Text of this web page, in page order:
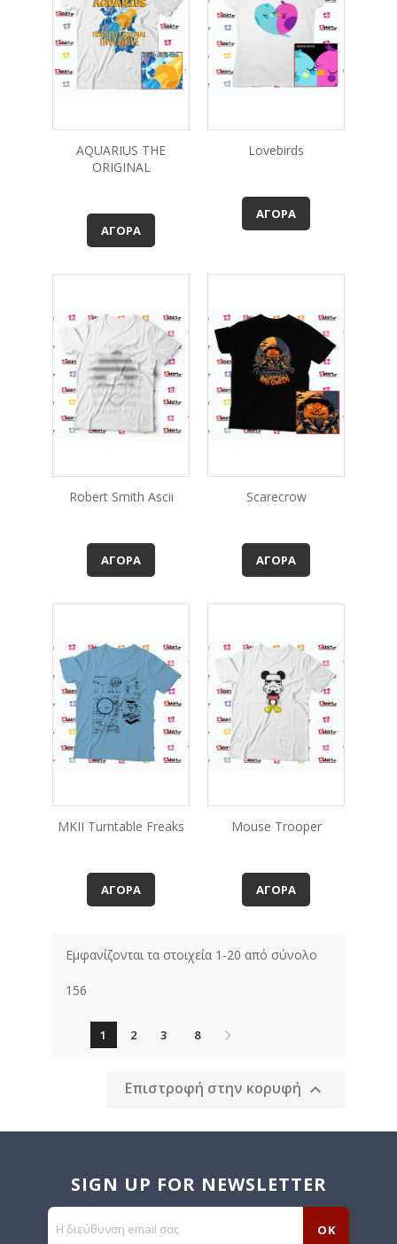
AQUARIUS THE
ORIGINAL
ΑΓΟΡΆ
Lovebirds
ΑΓΟΡΆ
Robert Smith Ascii
ΑΓΟΡΆ
Scarecrow
ΑΓΟΡΆ
MKII Turntable Freaks
ΑΓΟΡΆ
Mouse Trooper
ΑΓΟΡΆ
Εμφανίζονται τα στοιχεία 1-20 από σύνολο
156
1 2 3 8
Επιστροφή στην κορυφή 
SIGN UP FOR NEWSLETTER